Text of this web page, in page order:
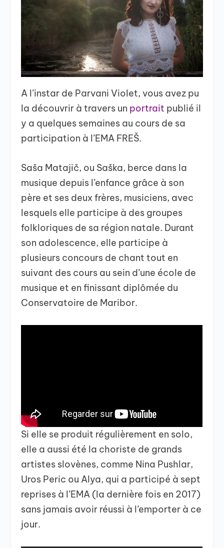
A l’instar de Parvani Violet, vous avez pu
la découvrir à travers un portrait publié il
y a quelques semaines au cours de sa
participation à l’EMA FREŠ.
Saša Matajič, ou Saška, berce dans la
musique depuis l’enfance grâce à son
père et ses deux frères, musiciens, avec
lesquels elle participe à des groupes
folkloriques de sa région natale. Durant
son adolescence, elle participe à
plusieurs concours de chant tout en
suivant des cours au sein d’une école de
musique et en finissant diplômée du
Conservatoire de Maribor.
Si elle se produit régulièrement en solo,
elle a aussi été la choriste de grands
artistes slovènes, comme Nina Pushlar,
Uros Peric ou Alya, qui a participé à sept
reprises à l’EMA (la dernière fois en 2017)
sans jamais avoir réussi à l’emporter à ce
jour.